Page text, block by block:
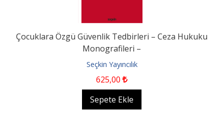
Çocuklara Özgü Güvenlik Tedbirleri – Ceza Hukuku
Monografileri –
Seçkin Yayıncılık
625,00
Sepete Ekle